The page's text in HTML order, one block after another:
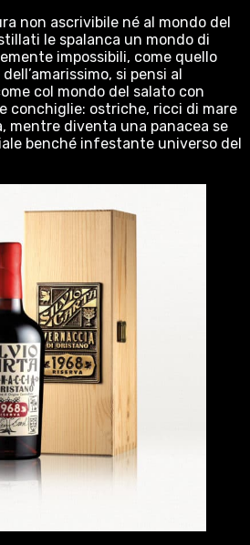
non ascrivibile né al mondo del
le spalanca un mondo di
impossibili, come quello
si pensi al
col mondo del salato con
conchiglie: ostriche, ricci di mare
mentre diventa una panacea se
benché infestante universo del